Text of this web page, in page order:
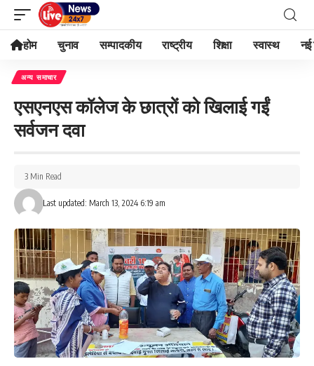
होम चुनाव सम्पादकीय राष्ट्रीय शिक्षा स्वास्थ नई
अन्य समाचार
एसएनएस कॉलेज के छात्रों को खिलाई गईं
सर्वजन दवा
Last updated: March 13, 2024 6:19 am
3 Min Read